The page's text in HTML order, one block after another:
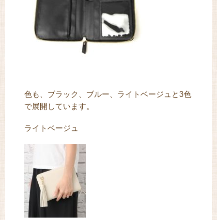
色も、ブラック、ブルー、ライトベージュと3色
で展開しています。
ライトベージュ